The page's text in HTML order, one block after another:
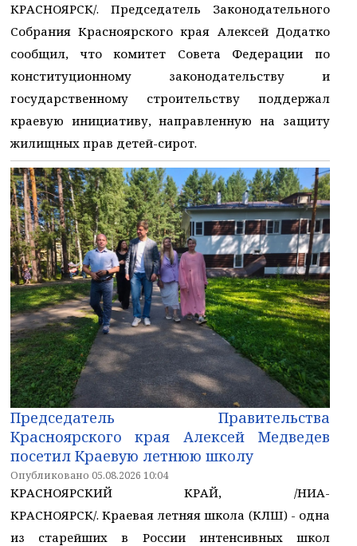
КРАСНОЯРСК/. Председатель Законодательного
Собрания Красноярского края Алексей Додатко
сообщил, что комитет Совета Федерации по
конституционному законодательству и
государственному строительству поддержал
краевую инициативу, направленную на защиту
жилищных прав детей-сирот.
Председатель Правительства
Красноярского края Алексей Медведев
посетил Краевую летнюю школу
Опубликовано 05.08.2026 10:04
КРАСНОЯРСКИЙ КРАЙ, /НИА-
КРАСНОЯРСК/. Краевая летняя школа (КЛШ) - одна
из старейших в России интенсивных школ